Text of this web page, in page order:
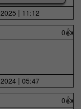
| 11:12
0👍
| 05:47
0👍